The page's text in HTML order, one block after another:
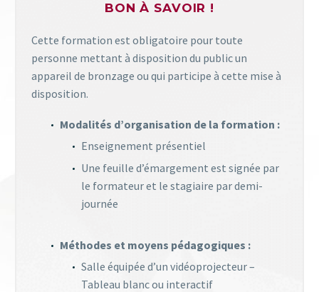
BON À SAVOIR !
Cette formation est obligatoire pour toute
personne mettant à disposition du public un
appareil de bronzage ou qui participe à cette mise à
disposition.
Modalités d’organisation de la formation :
Enseignement présentiel
Une feuille d’émargement est signée par
le formateur et le stagiaire par demi-
journée
Méthodes et moyens pédagogiques :
Salle équipée d’un vidéoprojecteur –
Tableau blanc ou interactif